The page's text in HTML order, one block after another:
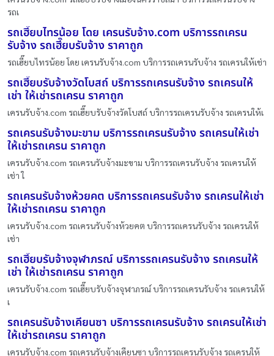
รถเ
รถเฮี๊ยบไทรน้อย โดย เครนรับจ้าง.com บริการรถเครน
รับจ้าง รถเฮี๊ยบรับจ้าง ราคาถูก
รถเฮี๊ยบไทรน้อย โดย เครนรับจ้าง.com บริการรถเครนรับจ้าง รถเครนให้เช่า
รถเฮี๊ยบรับจ้างวัดโบสถ์ บริการรถเครนรับจ้าง รถเครนให้
เช่า ให้เช่ารถเครน ราคาถูก
เครนรับจ้าง.com รถเฮี๊ยบรับจ้างวัดโบสถ์ บริการรถเครนรับจ้าง รถเครนให้เ
รถเครนรับจ้างมะขาม บริการรถเครนรับจ้าง รถเครนให้เช่า
ให้เช่ารถเครน ราคาถูก
เครนรับจ้าง.com รถเครนรับจ้างมะขาม บริการรถเครนรับจ้าง รถเครนให้
เช่า ใ
รถเครนรับจ้างห้วยคต บริการรถเครนรับจ้าง รถเครนให้เช่า
ให้เช่ารถเครน ราคาถูก
เครนรับจ้าง.com รถเครนรับจ้างห้วยคต บริการรถเครนรับจ้าง รถเครนให้
เช่า
รถเฮี๊ยบรับจ้างจุฬาภรณ์ บริการรถเครนรับจ้าง รถเครนให้
เช่า ให้เช่ารถเครน ราคาถูก
เครนรับจ้าง.com รถเฮี๊ยบรับจ้างจุฬาภรณ์ บริการรถเครนรับจ้าง รถเครนให้
เ
รถเครนรับจ้างเคียนซา บริการรถเครนรับจ้าง รถเครนให้เช่า
ให้เช่ารถเครน ราคาถูก
เครนรับจ้าง.com รถเครนรับจ้างเคียนซา บริการรถเครนรับจ้าง รถเครนให้